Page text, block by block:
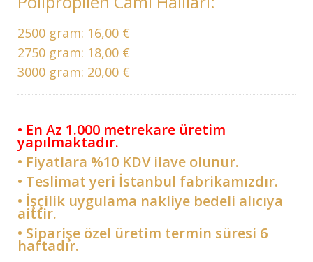
2500 gram: 16,00 €
2750 gram: 18,00 €
3000 gram: 20,00 €
• En Az 1.000 metrekare üretim
yapılmaktadır.
• Fiyatlara %10 KDV ilave olunur.
• Teslimat yeri İstanbul fabrikamızdır.
• İşçilik uygulama nakliye bedeli alıcıya
aittir.
• Siparişe özel üretim termin süresi 6
haftadır.